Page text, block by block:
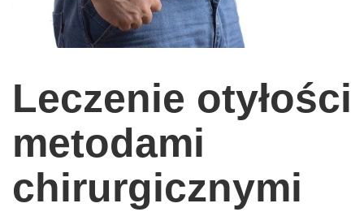
edukacja
zabawy dla dzieci
Inspiracje
sposób na życie
podróże
zrób to sam
Leczenie otyłości
metodami
chirurgicznymi